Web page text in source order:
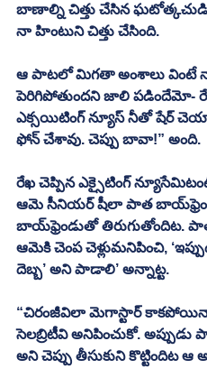
బాణాల్ని చిత్తు చేసిన
నా హింటుని చిత్తు చేసింది.
ఆ పాటలో మిగతా అంశాలు వింటే నా
పెరిగిపోతుందని జాలి పడిందేమో-
ఎక్సయిటింగ్ న్యూస్ నీతో షేర్
ఫోన్ చేశావు. చెప్పు బావా!” అంది.
రేఖ చెప్పిన ఎక్సైటింగ్
ఆమె సీనియర్ షీలా పాత బాయ్‌ఫ్రెండుకి బ్రేకప్ చెప్పి, కొత్త
బాయ్‌ఫ్రెండుతో తిరుగుతోందిట. పాతవాడు ఉక్రోషపడి ఒక రోజు
ఆమెకి చెంప చెళ్లుమనిపించి,
దెబ్బ’ అని పాడాలి’ అన్నాట్ట.
“చిరంజీవిలా మెగాస్టార్
సెలబ్రిటీవి అనిపించుకో.
అని చెప్పు తీసుకుని కొట్టిందిట